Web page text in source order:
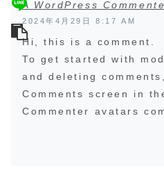
A WordPress
2024年4月29日 8:17 AM
Hi, this is a comment.
To get started with
and deleting
Comments screen in
Commenter avatars